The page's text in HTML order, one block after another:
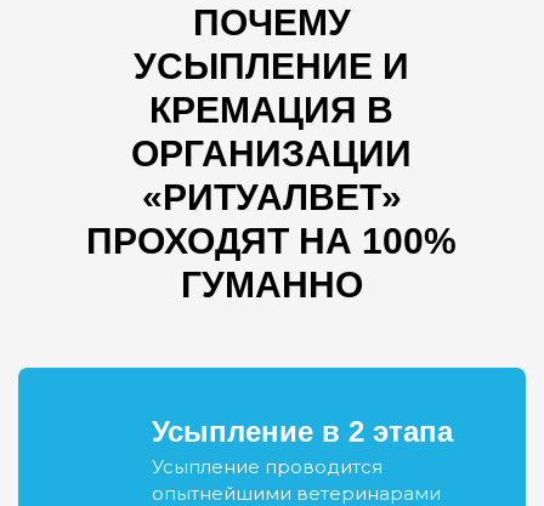
ПОЧЕМУ
УСЫПЛЕНИЕ И
КРЕМАЦИЯ В
ОРГАНИЗАЦИИ
«РИТУАЛВЕТ»
ПРОХОДЯТ НА 100%
ГУМАННО
Усыпление в 2 этапа
Усыпление проводится
опытнейшими ветеринарами